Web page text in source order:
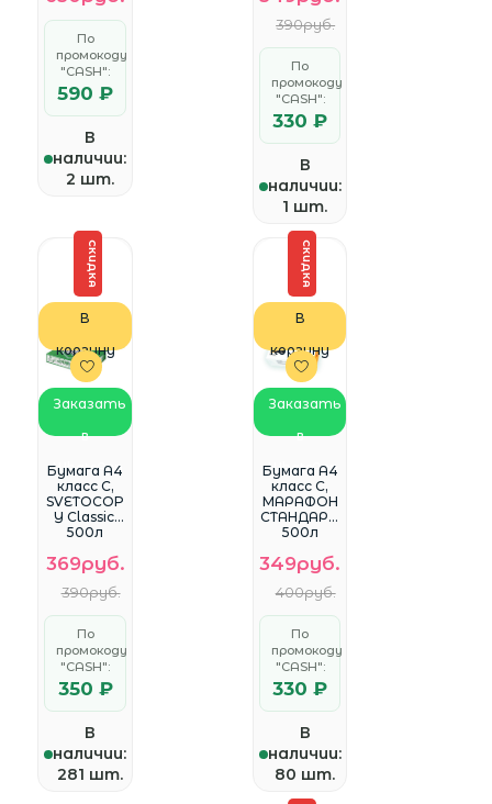
Для
светлых
тканей
По
промокоду
"CASH":
590 ₽
В
наличии:
2 шт.
390руб.
По
промокоду
"CASH":
330 ₽
В
наличии:
1 шт.
СКИДКА
В
корзину
Заказать
в
WhatsApp
Бумага A4
класс С,
SVETOCOP
Y Classic,
500л
369руб.
390руб.
По
промокоду
"CASH":
350 ₽
В
наличии:
281 шт.
СКИДКА
В
корзину
Заказать
в
WhatsApp
Бумага A4
класс С,
МАРАФОН
СТАНДАРТ,
500л
349руб.
400руб.
По
промокоду
"CASH":
330 ₽
В
наличии:
80 шт.